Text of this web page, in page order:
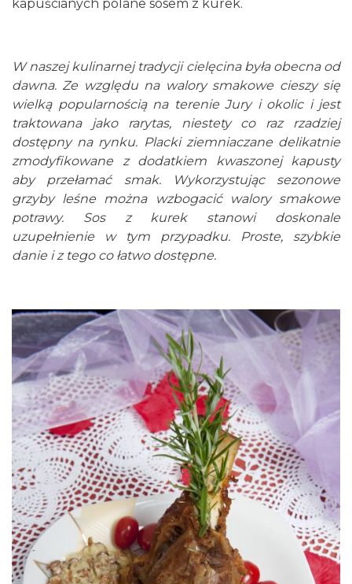
kapuścianych polane sosem z kurek.
W naszej kulinarnej tradycji cielęcina była obecna od
dawna. Ze względu na walory smakowe cieszy się
wielką popularnością na terenie Jury i okolic i jest
traktowana jako rarytas, niestety co raz rzadziej
dostępny na rynku. Placki ziemniaczane delikatnie
zmodyfikowane z dodatkiem kwaszonej kapusty
aby przełamać smak. Wykorzystując sezonowe
grzyby leśne można wzbogacić walory smakowe
potrawy. Sos z kurek stanowi doskonale
uzupełnienie w tym przypadku. Proste, szybkie
danie i z tego co łatwo dostępne.